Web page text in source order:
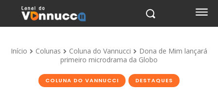
Início Colunas Coluna do Vannucci
Dona de Mim lançará
primeiro microdrama da Globo
COLUNA DO VANNUCCI DESTAQUES